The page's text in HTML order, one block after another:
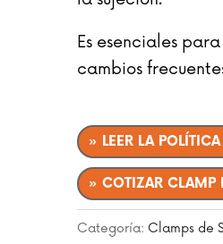
Es esenciales
cambios
» LEER LA
» COTIZAR CLAMP
Categoría: Clamps de